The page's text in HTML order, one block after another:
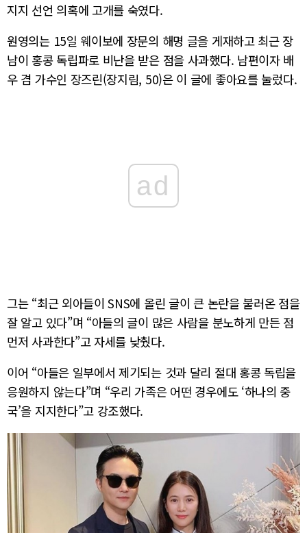
지지 선언 의혹에 고개를 숙였다.
원영의는 15일 웨이보에 장문의 해명 글을 게재하고 최근 장
남이 홍콩 독립파로 비난을 받은 점을 사과했다. 남편이자 배
우 겸 가수인 장즈린(장지림, 50)은 이 글에 좋아요를 눌렀다.
ad
그는 “최근 외아들이 SNS에 올린 글이 큰 논란을 불러온 점을
잘 알고 있다”며 “아들의 글이 많은 사람을 분노하게 만든 점
먼저 사과한다”고 자세를 낮췄다.
이어 “아들은 일부에서 제기되는 것과 달리 절대 홍콩 독립을
응원하지 않는다”며 “우리 가족은 어떤 경우에도 ‘하나의 중
국’을 지지한다”고 강조했다.